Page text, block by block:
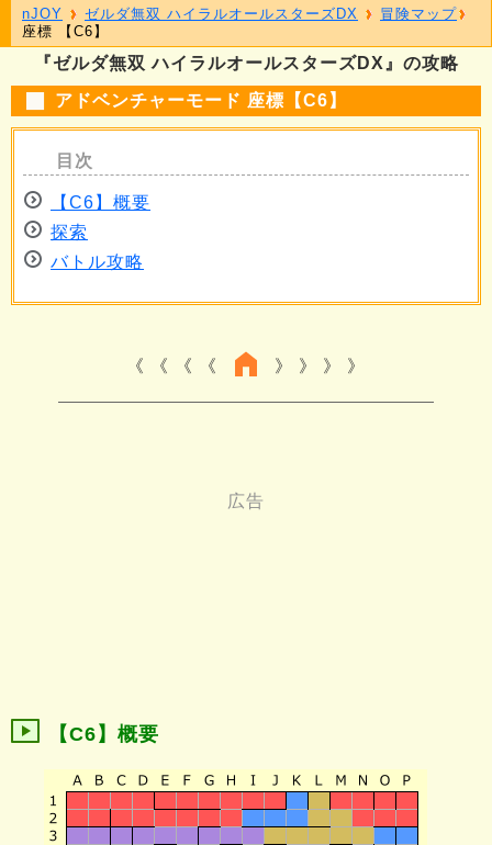
『ゼルダ無双 ハイラルオールスターズDX』の攻略
アドベンチャーモード 座標【C6】
【C6】概要
探索
バトル攻略
《 《 《 》 》 》
【C6】概要
nJOY ゼルダ無双 ハイラルオールスターズDX
冒険マップ
座標 【C6】